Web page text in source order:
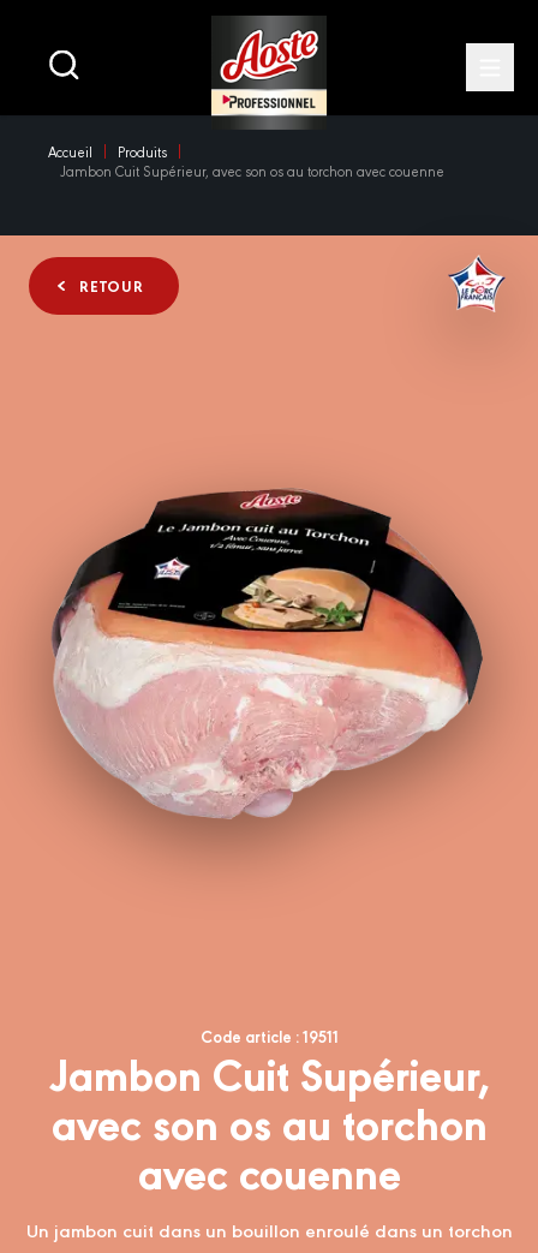
Accueil
Produits
Jambon Cuit Supérieur, avec son os au torchon avec couenne
RETOUR
Code article : 19511
Jambon Cuit Supérieur,
avec son os au torchon
avec couenne
Un jambon cuit dans un bouillon enroulé dans un torchon